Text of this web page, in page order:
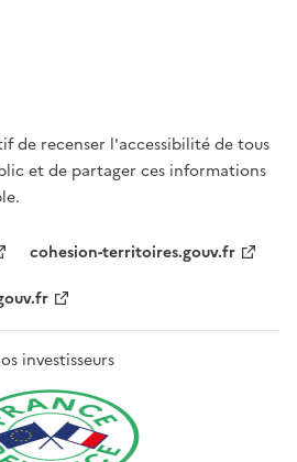
de recenser l'accessibilité de tous
et de partager ces informations
cohesion-territoires.gouv.fr
investisseurs